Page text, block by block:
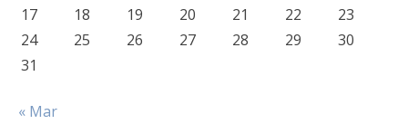
17
18 19 20 21 22
23
24
25 26 27 28 29
30
31
« Mar